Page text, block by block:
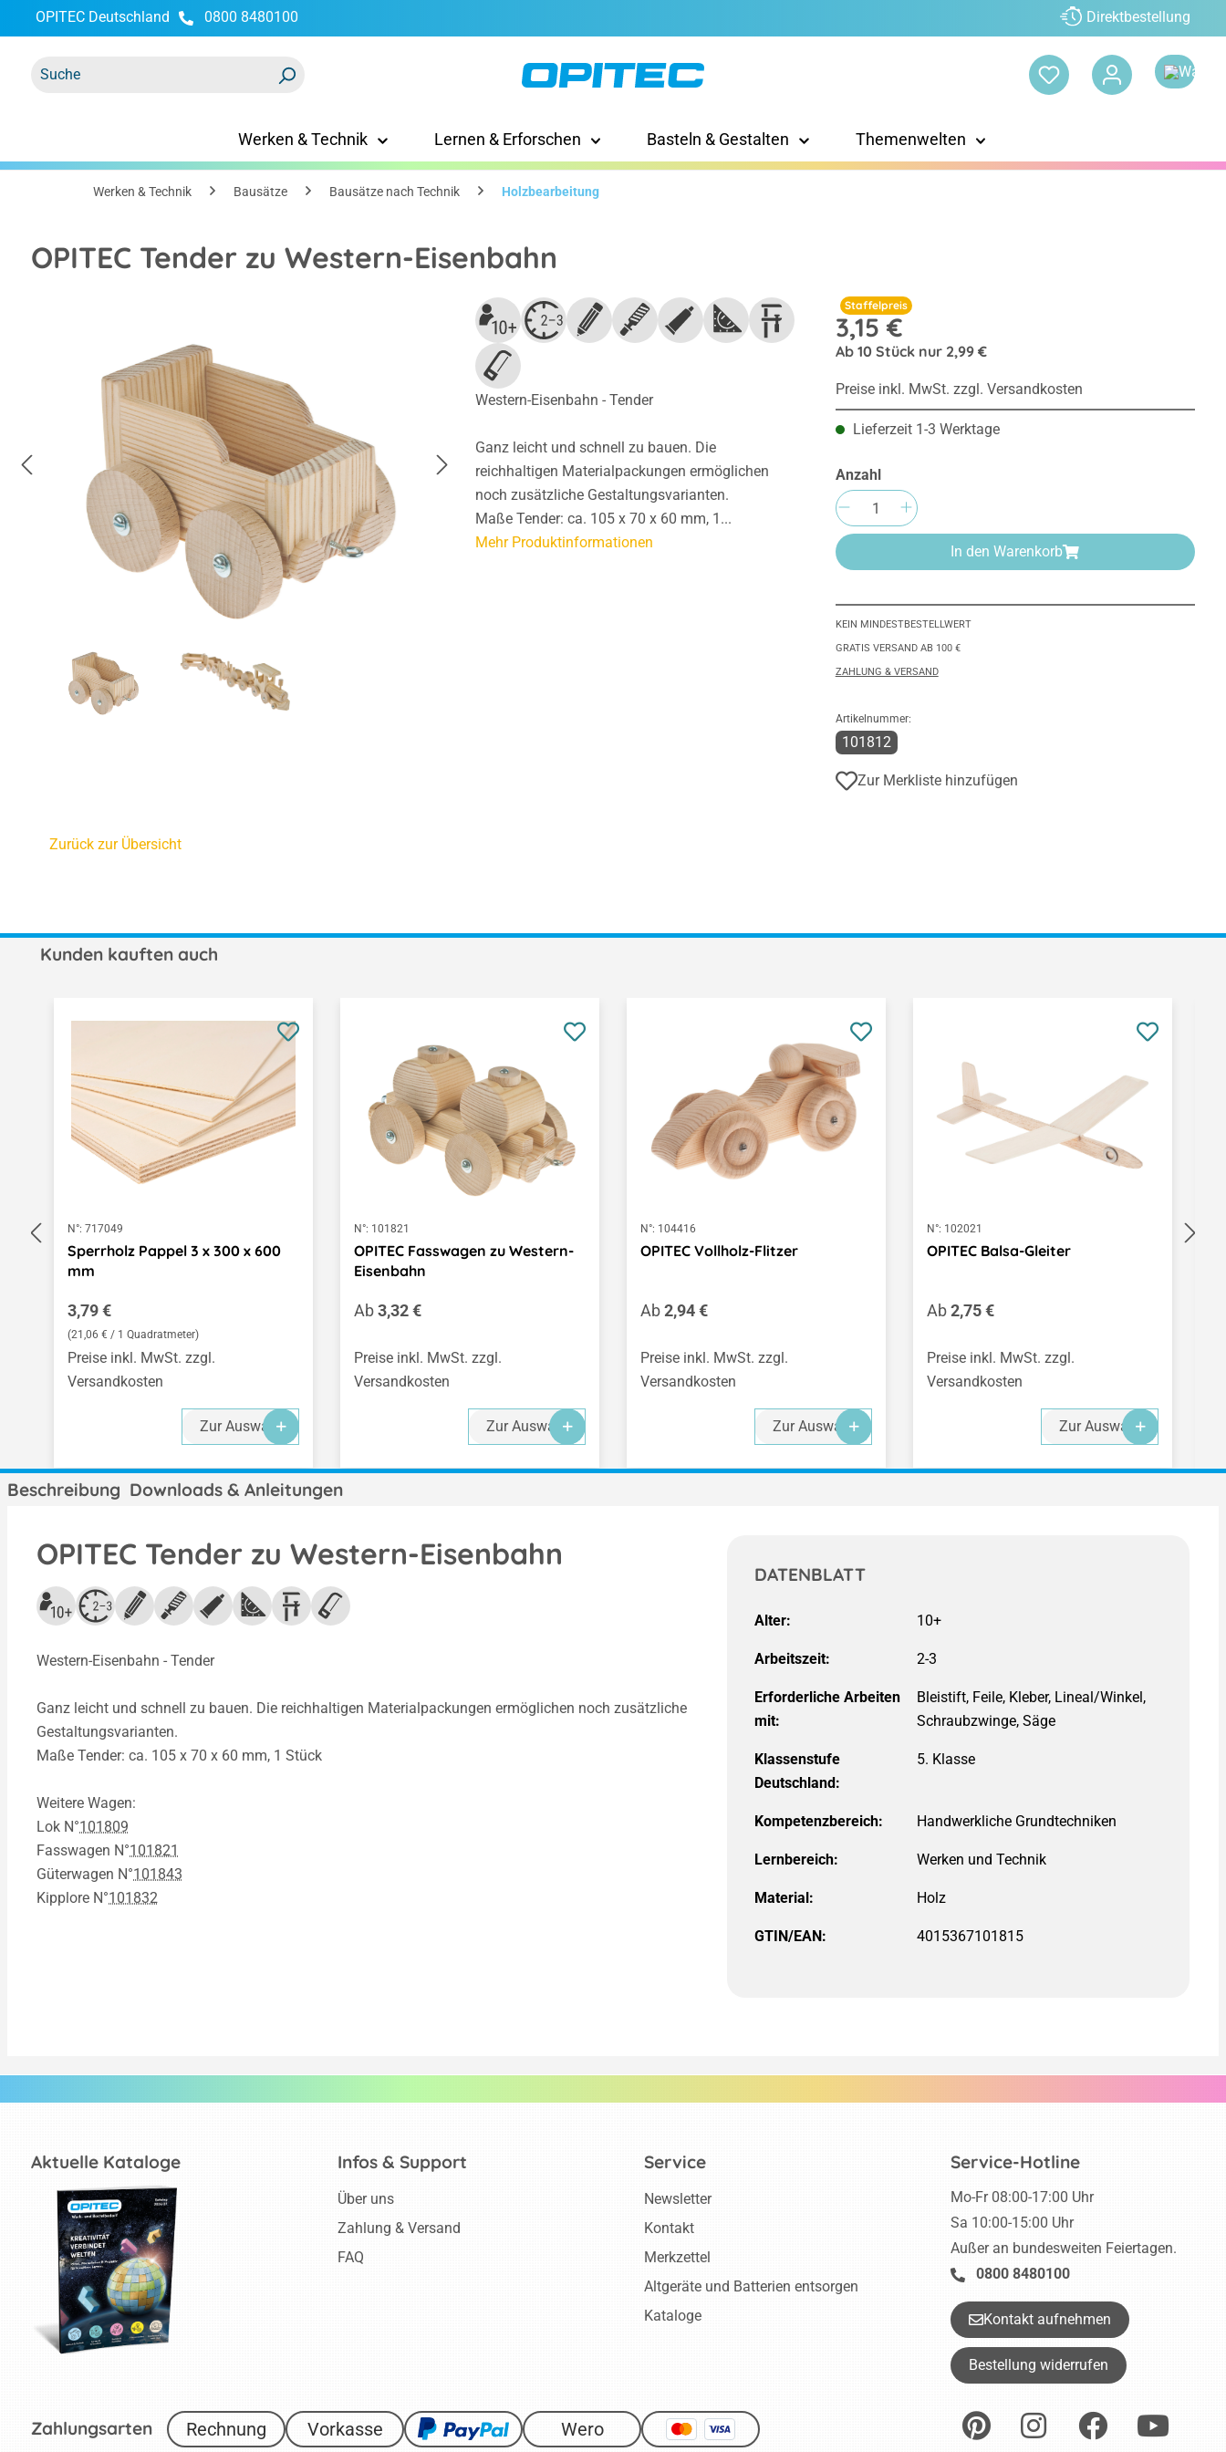
Zur Hauptnavigation springen
OPITEC Deutschland 0800 8480100 Direktbestellung
Werken & Technik Lernen & Erforschen Basteln & Gestalten Themenwelten
Werken & Technik Bausätze Bausätze nach Technik Holzbearbeitung
OPITEC Tender zu Western-Eisenbahn
Western-Eisenbahn - Tender
Ganz leicht und schnell zu bauen. Die
reichhaltigen Materialpackungen ermöglichen
noch zusätzliche Gestaltungsvarianten.
Maße Tender: ca. 105 x 70 x 60 mm, 1...
Mehr Produktinformationen
Staffelpreis
3,15 €
Ab 10Stück nur 2,99 €
Preise inkl. MwSt. zzgl. Versandkosten
Lieferzeit 1-3 Werktage
Anzahl
Produkt Anzahl: Gib den gewünschten
In den Warenkorb
KEIN MINDESTBESTELLWERT
GRATIS VERSAND AB 100 €
ZAHLUNG & VERSAND
Artikelnummer:
101812
Zur Merkliste hinzufügen
Zurück zur Übersicht
Kunden kauften auch
N°: 717049
Sperrholz Pappel 3 x 300 x 600
mm
Regulärer Preis:
3,79 €
(21,06 € / 1 Quadratmeter)
Preise inkl. MwSt. zzgl.
Versandkosten
Zur Auswahl
N°: 101821
OPITEC Fasswagen zu Western-
Eisenbahn
Regulärer Preis:
Ab3,32 €
Preise inkl. MwSt. zzgl.
Versandkosten
Zur Auswahl
N°: 104416
OPITEC Vollholz-Flitzer
Regulärer Preis:
Ab2,94 €
Preise inkl. MwSt. zzgl.
Versandkosten
Zur Auswahl
N°: 102021
OPITEC Balsa-Gleiter
Regulärer Preis:
Ab2,75 €
Preise inkl. MwSt. zzgl.
Versandkosten
Zur Auswahl
Beschreibung Downloads & Anleitungen
OPITEC Tender zu Western-Eisenbahn
Western-Eisenbahn - Tender
Ganz leicht und schnell zu bauen. Die reichhaltigen Materialpackungen ermöglichen noch zusätzliche
Gestaltungsvarianten.
Maße Tender: ca. 105 x 70 x 60 mm, 1 Stück
Weitere Wagen:
Lok N°101809
Fasswagen N°101821
Güterwagen N°101843
Kipplore N°101832
DATENBLATT
Alter: 10+
Arbeitszeit: 2-3
Erforderliche Arbeiten
mit:
Bleistift, Feile, Kleber, Lineal/Winkel,
Schraubzwinge, Säge
Klassenstufe
Deutschland:
5. Klasse
Kompetenzbereich: Handwerkliche Grundtechniken
Lernbereich: Werken und Technik
Material:
GTIN/EAN: 4015367101815
Aktuelle Kataloge Service-Hotline
Mo-Fr 08:00-17:00 Uhr
Sa 10:00-15:00 Uhr
Außer an bundesweiten Feiertagen.
0800 8480100
Kontakt aufnehmen
Bestellung widerrufen
Infos & Support
Über uns
Zahlung & Versand
FAQ
Service
Newsletter
Kontakt
Merkzettel
Altgeräte und Batterien entsorgen
Kataloge
Zahlungsarten Rechnung Vorkasse Wero